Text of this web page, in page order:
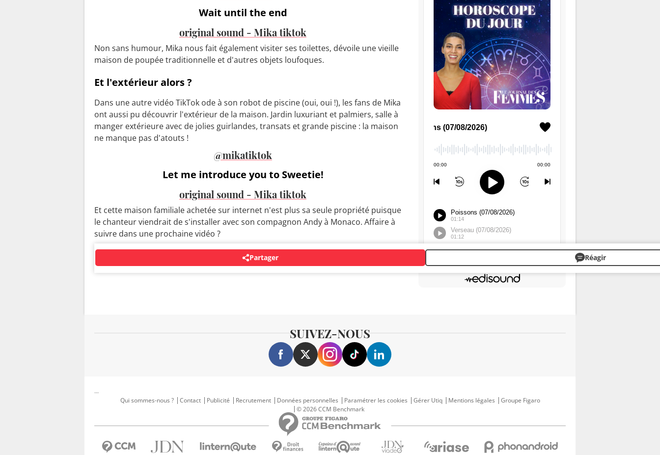
Wait until the end
original sound - Mika tiktok
Non sans humour, Mika nous fait également visiter ses toilettes, dévoile une vieille
maison de poupée traditionnelle et d'autres objets loufoques.
Et l'extérieur alors ?
Dans une autre vidéo TikTok ode à son robot de piscine (oui, oui !), les fans de Mika
ont aussi pu découvrir l'extérieur de la maison. Jardin luxuriant et palmiers, salle à
manger extérieure avec de jolies guirlandes, transats et grande piscine : la maison
ne manque pas d'atouts !
@mikatiktok
Let me introduce you to Sweetie!
original sound - Mika tiktok
Et cette maison familiale achetée sur internet n'est plus sa seule propriété puisque
le chanteur viendrait de s'installer avec son compagnon Andy à Monaco. Affaire à
suivre dans une prochaine vidéo ?
Partager Réagir
SUIVEZ-NOUS
...
Qui sommes-nous ?
Contact Publicité Recrutement Données personnelles Paramétrer les cookies Gérer Utiq Mentions légales
Groupe Figaro
© 2026 CCM Benchmark